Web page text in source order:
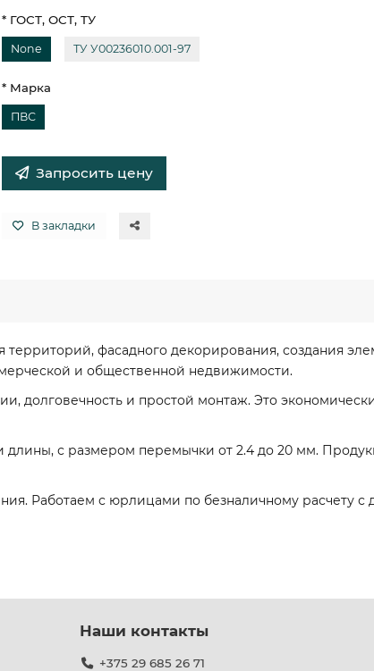
* ГОСТ, ОСТ, ТУ
None ТУ У00236010.001-97
* Марка
ПВС
Запросить цену
В закладки
фасадного декорирования, создания
и общественной недвижимости.
долговечность и простой монтаж. Это
длины, с размером перемычки от 2.4 до 20 мм.
Работаем с юрлицами по безналичному расчету с
Наши контакты
+375 29 685 26 71